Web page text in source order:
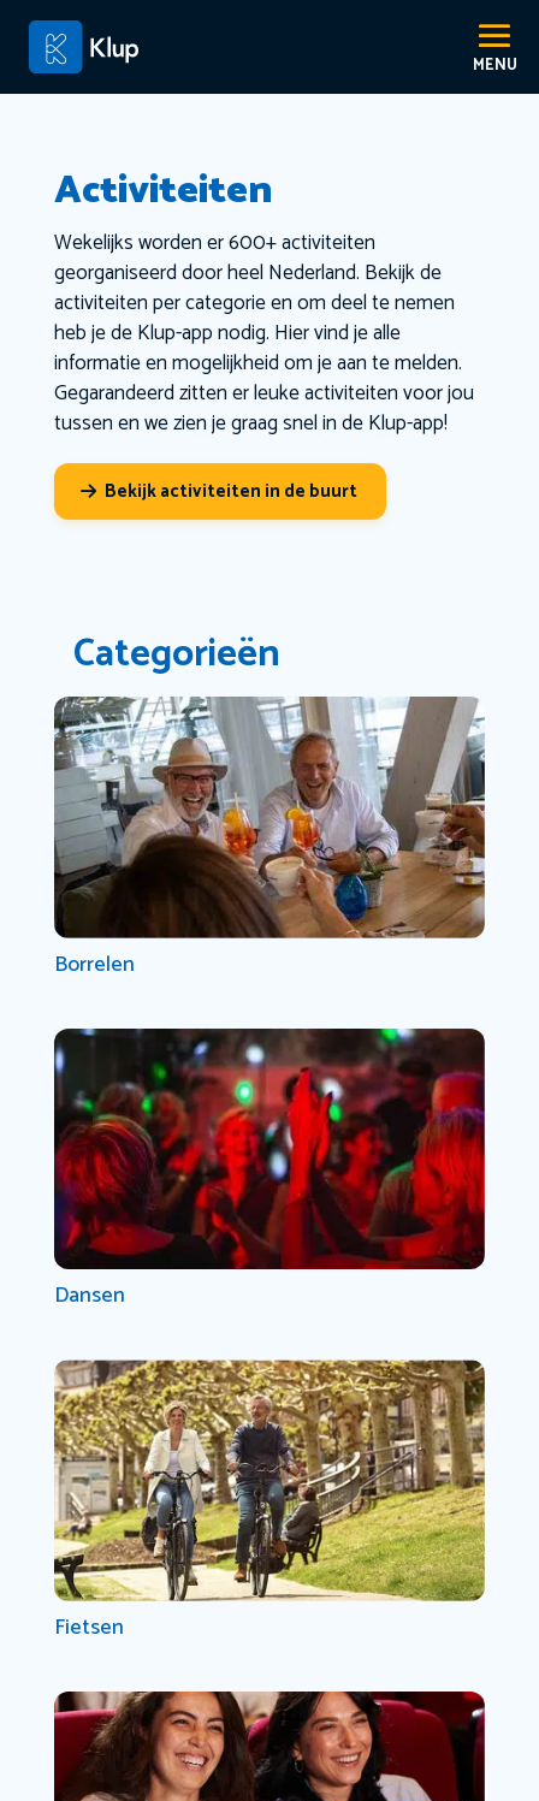
Activiteiten
Wekelijks worden er 600+ activiteiten
georganiseerd door heel Nederland. Bekijk de
activiteiten per categorie en om deel te nemen
heb je de Klup-app nodig. Hier vind je alle
informatie en mogelijkheid om je aan te melden.
Gegarandeerd zitten er leuke activiteiten voor jou
tussen en we zien je graag snel in de Klup-app!
Bekijk activiteiten in de buurt
Categorieën
Borrelen
Dansen
Fietsen